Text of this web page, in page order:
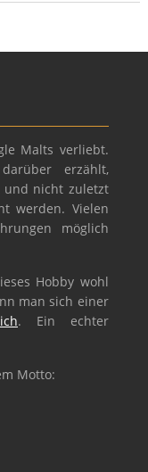
Malts verliebt.
erzählt,
und nicht zuletzt
werden. Vielen
möglich
Hobby wohl
man sich einer
. Ein echter
Motto: